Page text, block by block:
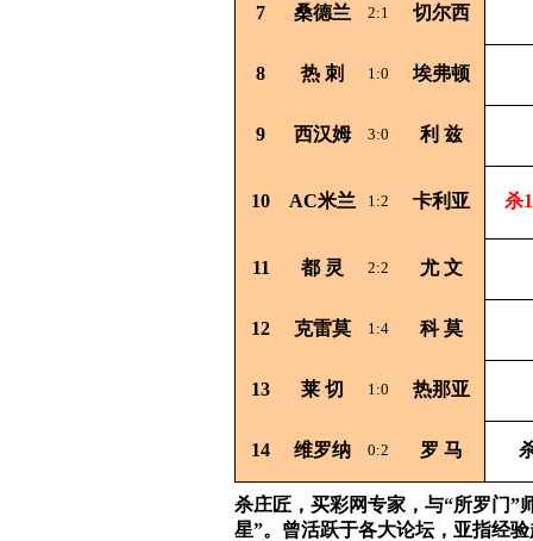
7 桑德兰 2:1 切尔西
8 热 刺 1:0 埃弗顿
9 西汉姆 3:0 利 兹
10 AC米兰 1:2 卡利亚 杀
11 都 灵 2:2 尤文
12 克雷莫 1:4 科莫
13 莱 切 1:0 热那亚
14 维罗纳 0:2 罗 马
杀庄匠，买彩网专家，与“所罗门”
星”。曾活跃于各大论坛，亚指经